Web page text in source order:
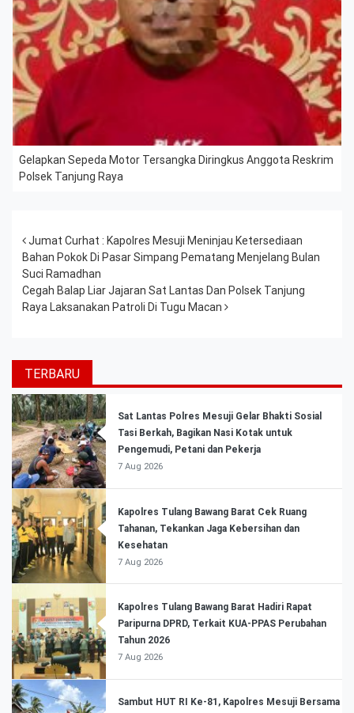
Gelapkan Sepeda Motor Tersangka Diringkus Anggota Reskrim
Polsek Tanjung Raya
Post navigation
Jumat Curhat : Kapolres Mesuji Meninjau Ketersediaan
Bahan Pokok Di Pasar Simpang Pematang Menjelang Bulan
Suci Ramadhan
Cegah Balap Liar Jajaran Sat Lantas Dan Polsek Tanjung
Raya Laksanakan Patroli Di Tugu Macan
TERBARU
Sat Lantas Polres Mesuji Gelar Bhakti Sosial
Tasi Berkah, Bagikan Nasi Kotak untuk
Pengemudi, Petani dan Pekerja
7 Aug 2026
Kapolres Tulang Bawang Barat Cek Ruang
Tahanan, Tekankan Jaga Kebersihan dan
Kesehatan
7 Aug 2026
Kapolres Tulang Bawang Barat Hadiri Rapat
Paripurna DPRD, Terkait KUA-PPAS Perubahan
Tahun 2026
7 Aug 2026
Sambut HUT RI Ke-81, Kapolres Mesuji Bersama